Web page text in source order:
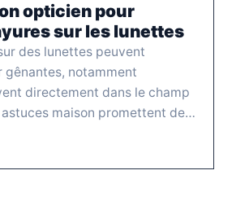
opticien pour
sur les lunettes
des lunettes peuvent
notamment
directement dans le champ
astuces maison promettent de…